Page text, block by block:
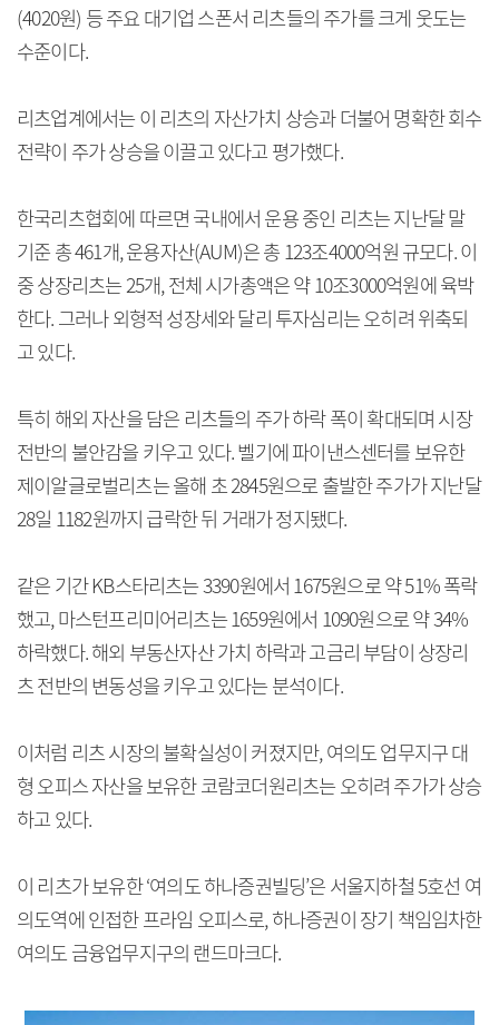
(4020원) 등 주요 대기업 스폰서 리츠들의 주가를 크게 웃도는
수준이다.
리츠업계에서는 이 리츠의 자산가치 상승과 더불어 명확한 회수
전략이 주가 상승을 이끌고 있다고 평가했다.
한국리츠협회에 따르면 국내에서 운용 중인 리츠는 지난달 말
기준 총 461개, 운용자산(AUM)은 총 123조4000억원 규모다. 이
중 상장리츠는 25개, 전체 시가총액은 약 10조3000억원에 육박
한다. 그러나 외형적 성장세와 달리 투자심리는 오히려 위축되
고 있다.
특히 해외 자산을 담은 리츠들의 주가 하락 폭이 확대되며 시장
전반의 불안감을 키우고 있다. 벨기에 파이낸스센터를 보유한
제이알글로벌리츠는 올해 초 2845원으로 출발한 주가가 지난달
28일 1182원까지 급락한 뒤 거래가 정지됐다.
같은 기간 KB스타리츠는 3390원에서 1675원으로 약 51% 폭락
했고, 마스턴프리미어리츠는 1659원에서 1090원으로 약 34%
하락했다. 해외 부동산자산 가치 하락과 고금리 부담이 상장리
츠 전반의 변동성을 키우고 있다는 분석이다.
이처럼 리츠 시장의 불확실성이 커졌지만, 여의도 업무지구 대
형 오피스 자산을 보유한 코람코더원리츠는 오히려 주가가 상승
하고 있다.
이 리츠가 보유한 ‘여의도 하나증권빌딩’은 서울지하철 5호선 여
의도역에 인접한 프라임 오피스로, 하나증권이 장기 책임임차한
여의도 금융업무지구의 랜드마크다.